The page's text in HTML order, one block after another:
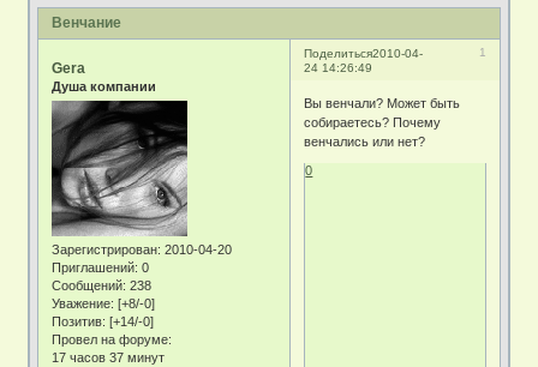
Венчание
Поделиться 1
2010-04-
24 14:26:49
Gera
Душа компании
Зарегистрирован: 2010-04-20
Приглашений: 0
Сообщений: 238
Уважение: [+8/-0]
Позитив: [+14/-0]
Провел на форуме:
17 часов 37 минут
Вы венчали? Может быть
собираетесь? Почему
венчались или нет?
0